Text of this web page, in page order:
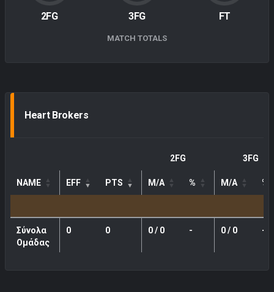
2FG 3FG FT
MATCH TOTALS
Heart Brokers
2FG 3FG
NAME EFF PTS M/A % M/A %
Σύνολα
Ομάδας
0 0 0 / 0 - 0 / 0 -